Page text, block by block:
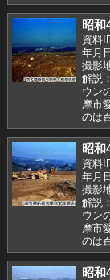
昭和
資料
年月
撮影
解説
ウン
摩市
のは
昭和
資料
年月
撮影
解説
ウン
摩市
のは
昭和